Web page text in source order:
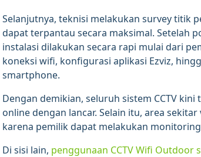
Selanjutnya, teknisi melakukan survey titik
dapat terpantau secara maksimal. Setelah
instalasi dilakukan secara rapi mulai dari
koneksi wifi, konfigurasi aplikasi Ezviz,
smartphone.
Dengan demikian, seluruh sistem CCTV
online dengan lancar. Selain itu, area
karena pemilik dapat melakukan
Di sisi lain, penggunaan CCTV Wifi Outdoor